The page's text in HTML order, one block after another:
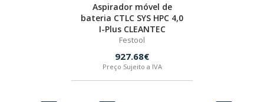
Aspirador móvel de
bateria CTLC SYS HPC 4,0
I-Plus CLEANTEC
Festool
927.68€
Preço Sujeito a IVA